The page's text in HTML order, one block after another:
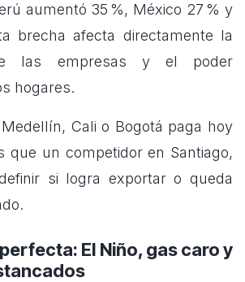
aumentó 35 %, México 27 % y
brecha afecta directamente la
las empresas y el poder
hogares.
Cali o Bogotá paga hoy
que un competidor en Santiago,
si logra exportar o queda
El Niño, gas caro y